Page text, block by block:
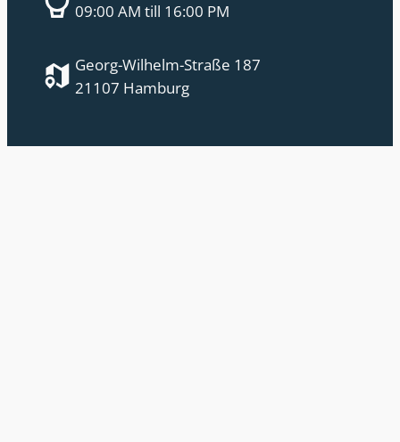
09:00 AM till 16:00 PM
Georg-Wilhelm-Straße 187
21107 Hamburg